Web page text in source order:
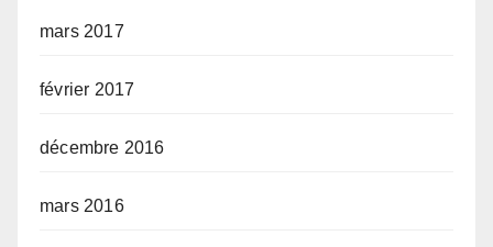
mars 2017
février 2017
décembre 2016
mars 2016